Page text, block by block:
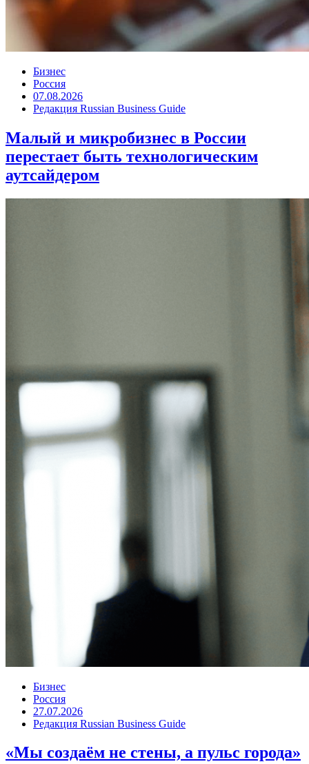
Бизнес
Россия
07.08.2026
Редакция Russian Business Guide
Малый и микробизнес в России
перестает быть технологическим
аутсайдером
Бизнес
Россия
27.07.2026
Редакция Russian Business Guide
«Мы создаём не стены, а пульс города»